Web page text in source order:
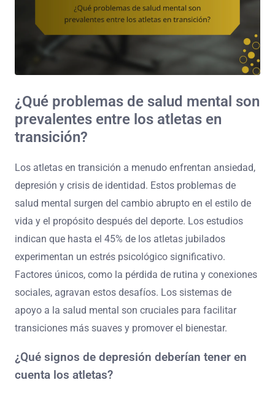
¿Qué problemas de salud mental son
prevalentes entre los atletas en
transición?
Los atletas en transición a menudo enfrentan ansiedad,
depresión y crisis de identidad. Estos problemas de
salud mental surgen del cambio abrupto en el estilo de
vida y el propósito después del deporte. Los estudios
indican que hasta el 45% de los atletas jubilados
experimentan un estrés psicológico significativo.
Factores únicos, como la pérdida de rutina y conexiones
sociales, agravan estos desafíos. Los sistemas de
apoyo a la salud mental son cruciales para facilitar
transiciones más suaves y promover el bienestar.
¿Qué signos de depresión deberían tener en
cuenta los atletas?